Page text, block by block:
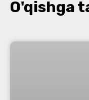
O'qishga